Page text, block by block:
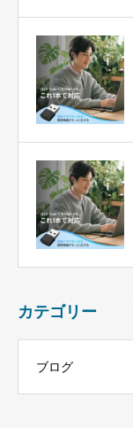
カテゴリー
ブログ